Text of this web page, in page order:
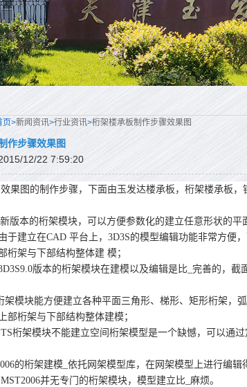
页>新闻资讯>行业资讯>桁架楼承板制作步骤效果图
作步骤效果图
12/22 7:59:20
效果图的制作步骤，下面由玉发达楼承板，桁架楼承板，
版本的桁架模块，可以方便参数化的建立任意形状的
于建立在CAD 平台上，3D3S的模型编辑功能非常方便
桁架与下部结构整体建 模；
版本的桁架模块在建模以及编辑是比_完善的，截
模块能方便建立各种平面三角形、梯形、矩形桁架，
部桁架与下部结构整体建模；
桁架模块不能建立空间桁架模型是一个缺憾，可以通过
的桁架建模_依托网架模型库，在网架模型上进行编辑
并无专门的桁架模块，模型建立比_麻烦。